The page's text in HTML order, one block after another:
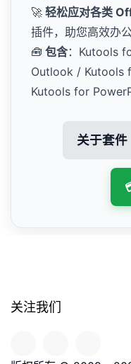
🚀 轻松应对各类
插件，助您高效办
🧰 包含：Kutools
Outlook / Kutools
Kutools for
关于套件
关注我们